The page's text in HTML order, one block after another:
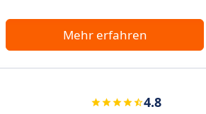
Mehr erfahren
4.8